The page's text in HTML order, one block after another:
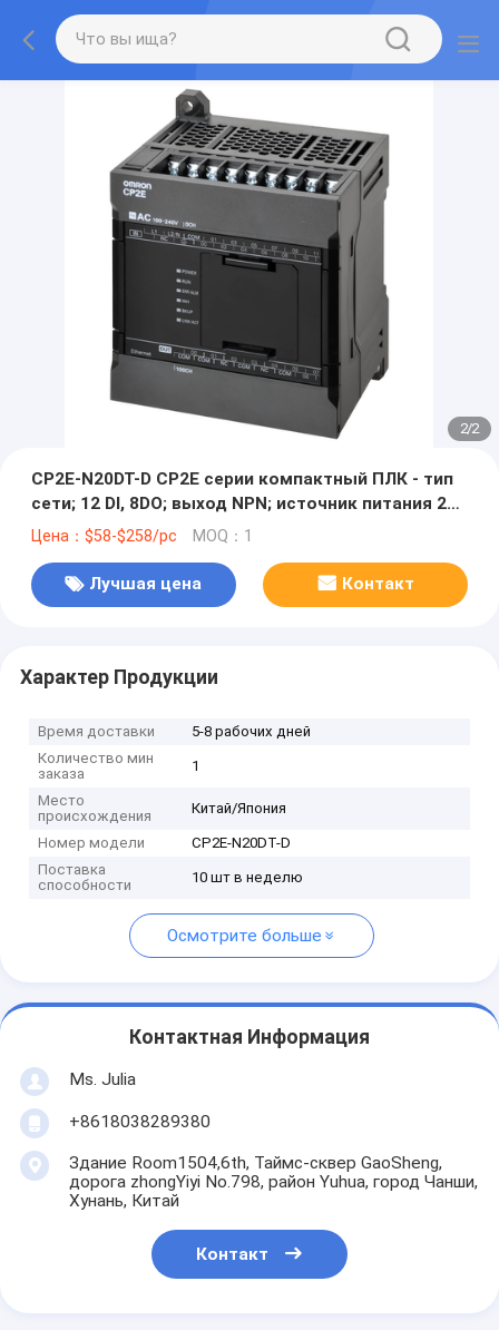
2/2
CP2E-N20DT-D CP2E серии компактный ПЛК - тип
сети; 12 DI, 8DO; выход NPN; источник питания 24
VDC; 10 kStep Программа памяти на складе
Цена：$58-$258/pc MOQ：1
Лучшая цена Контакт
Характер Продукции
Время доставки
5-8 рабочих дней
Количество мин
заказа
1
Место
происхождения
Китай/Япония
Номер модели
CP2E-N20DT-D
Поставка
способности
10 шт в неделю
Осмотрите больше
Контактная Информация
Ms. Julia
+8618038289380
Здание Room1504,6th, Таймс-сквер GaoSheng,
дорога zhongYiyi No.798, район Yuhua, город Чанши,
Хунань, Китай
Контакт